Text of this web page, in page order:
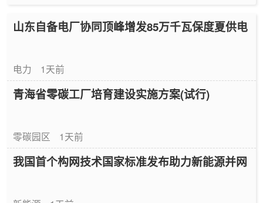
山东自备电厂协同顶峰增发85万千瓦保度夏供电
电力 1天前
青海省零碳工厂培育建设实施方案(试行)
零碳园区 1天前
我国首个构网技术国家标准发布助力新能源并网